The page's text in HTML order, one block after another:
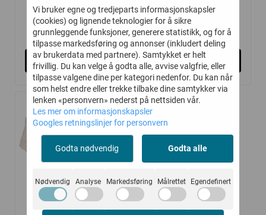
399,- 200,-
Kjøp
399,- 200,-
Kjøp
-50%
Vi bruker egne og tredjeparts informasjonskapsler
(cookies) og lignende teknologier for å sikre
grunnleggende funksjoner, generere statistikk, og for å
tilpasse markedsføring og annonser (inkludert deling
av brukerdata med partnere). Samtykket er helt
frivillig. Du kan velge å godta alle, avvise valgfrie, eller
tilpasse valgene dine per kategori nedenfor. Du kan når
som helst endre eller trekke tilbake dine samtykker via
lenken «personvern» nederst på nettsiden vår.
Les mer om informasjonskapsler
Googles retningslinjer for personvern
Godta nødvendig Godta alle
Nødvendig Analyse Markedsføring Målrettet Egendefinert